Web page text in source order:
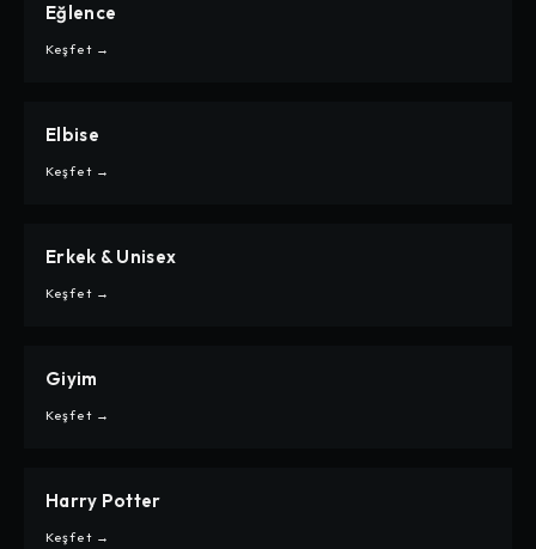
CARPE
EĞLENCE
Eğlence
Keşfet →
CARPE
ELBISE
Elbise
Keşfet →
CARPE
ERKEK & UNISEX
Erkek & Unisex
Keşfet →
CARPE
GIYIM
Giyim
Keşfet →
CARPE
HARRY POTTER
Harry Potter
Keşfet →